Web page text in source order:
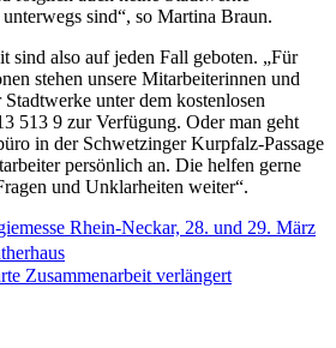
sind“, so Martina Braun.
sind also auf jeden Fall geboten. „Für
stehen unsere Mitarbeiterinnen und
unter dem kostenlosen
513 9 zur Verfügung. Oder man geht
in der Schwetzinger Kurpfalz-Passage
persönlich an. Die helfen gerne
und Unklarheiten weiter“.
Rhein-Neckar, 28. und 29. März
Zusammenarbeit verlängert